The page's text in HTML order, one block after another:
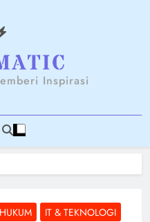
Inspirasi
HUKUM
IT & TEKNOLOGI